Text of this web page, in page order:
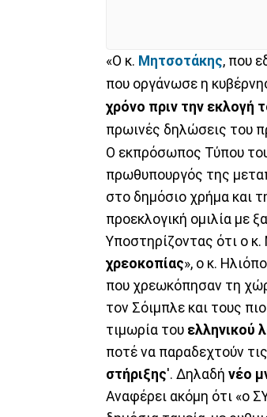
«Ο κ. Μητσοτάκης, που
που οργάνωσε η
χρόνο πριν την εκλογή
πρωινές δηλώσεις του
Ο εκπρόσωπος Τύπου
πρωθυπουργός της
στο δημόσιο χρήμα και
προεκλογική ομιλία με
Υποστηρίζοντας ότι ο
χρεοκοπίας», ο κ.
που χρεωκόπησαν τη
τον Σόιμπλε και τους
τιμωρία του ελληνικού
ποτέ να παραδεχτούν
στήριξης'. Δηλαδή νέο
Αναφέρει ακόμη ότι «ο